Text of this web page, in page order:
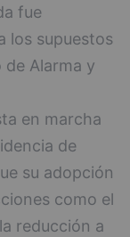
fue
los supuestos
Alarma y
en marcha
de
su adopción
como el
reducción a